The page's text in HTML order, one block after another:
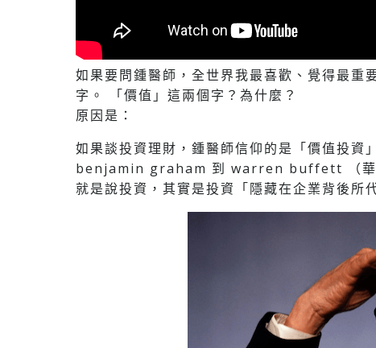
如果要問鍾醫師，全世界我最喜歡、覺得最重
字。 「價值」這兩個字？為什麼？
原因是：
如果談投資理財，鍾醫師信仰的是「價值投資
benjamin graham 到 warren buffett （華
就是說投資，其實是投資「隱藏在企業背後所